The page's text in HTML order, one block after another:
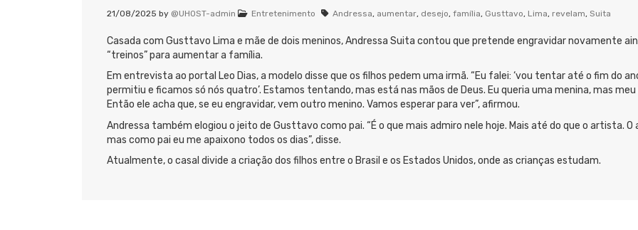
21/08/2025 by @UHOST-admin Entretenimento Andressa, aumentar, desejo, família, Gusttavo, Lima, revelam, Suita
Casada com Gusttavo Lima e mãe de dois meninos, Andressa Suita contou que pretende engravidar novamente
“treinos” para aumentar a família.
Em entrevista ao portal Leo Dias, a modelo disse que os filhos pedem uma irmã. “Eu falei: ‘vou tentar até o fim do
permitiu e ficamos só nós quatro’. Estamos tentando, mas está nas mãos de Deus. Eu queria uma menina, mas
Então ele acha que, se eu engravidar, vem outro menino. Vamos esperar para ver”, afirmou.
Andressa também elogiou o jeito de Gusttavo como pai. “É o que mais admiro nele hoje. Mais até do que o artista.
mas como pai eu me apaixono todos os dias”, disse.
Atualmente, o casal divide a criação dos filhos entre o Brasil e os Estados Unidos, onde as crianças estudam.